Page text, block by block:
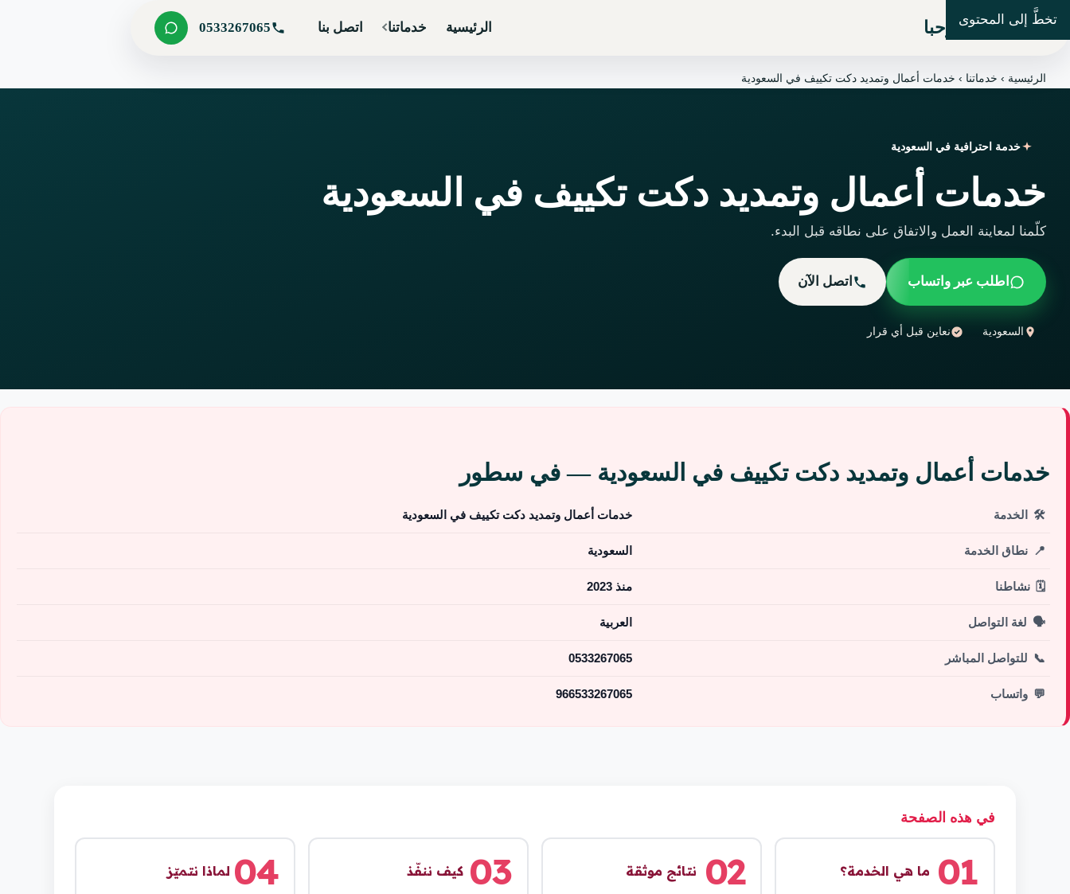
تخطَّ إلى المحتوى
شركة مرحبا الرئيسية خدماتنا اتصل بنا 0533267065
الرئيسية › خدماتنا › خدمات أعمال وتمديد دكت تكييف في السعودية
خدمة احترافية في السعودية
خدمات أعمال وتمديد دكت تكييف في السعودية
كلّمنا لمعاينة العمل والاتفاق على نطاقه قبل البدء.
اطلب عبر واتساب اتصل الآن
السعودية نعاين قبل أي قرار
خدمات أعمال وتمديد دكت تكييف في السعودية — في سطور
🛠️ الخدمة خدمات أعمال وتمديد دكت تكييف في السعودية
📍 نطاق الخدمة السعودية
🗓️ نشاطنا منذ 2023
🗣️ لغة التواصل العربية
📞 للتواصل المباشر 0533267065
💬 واتساب 966533267065
في هذه الصفحة
01 ما هي الخدمة؟ 02 نتائج موثقة 03 كيف ننفّذ 04 لماذا نتميّز